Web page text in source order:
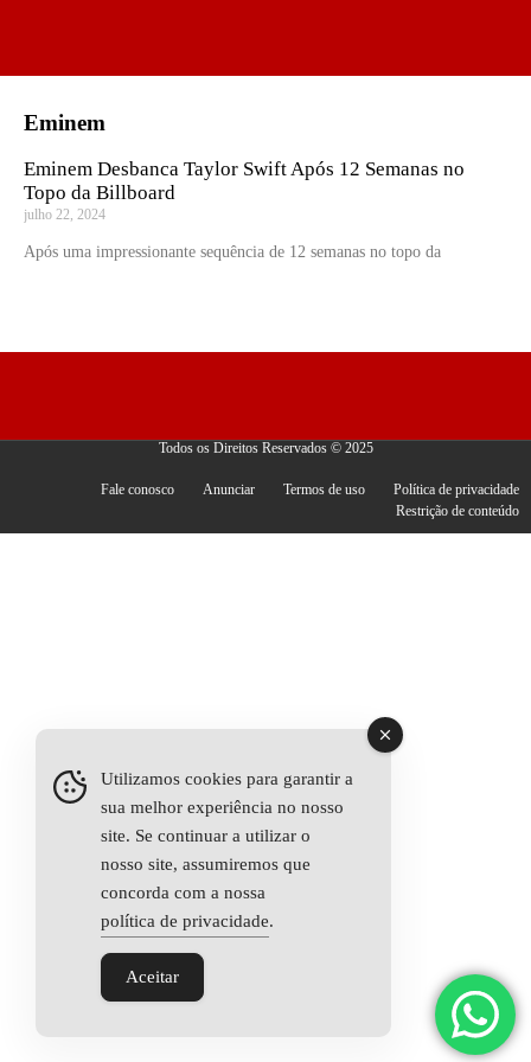
Eminem
Eminem Desbanca Taylor Swift Após 12 Semanas no
Topo da Billboard
julho 22, 2024
Após uma impressionante sequência de 12 semanas no topo da
Todos os Direitos Reservados © 2025
Fale conosco Anunciar Termos de uso
Política de privacidade
Restrição de conteúdo
Utilizamos cookies para garantir a
sua melhor experiência no nosso
site. Se continuar a utilizar o
nosso site, assumiremos que
concorda com a nossa
política de privacidade.
Aceitar